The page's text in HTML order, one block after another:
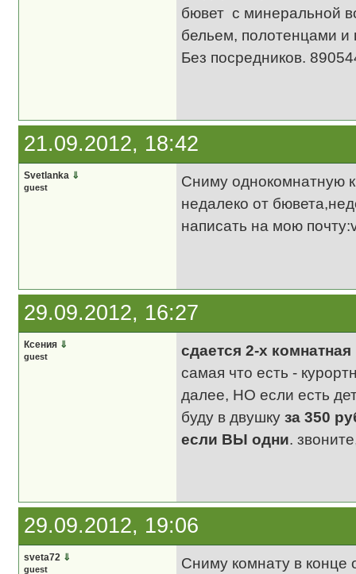
бювет с минеральной
бельем, полотенцами и
Без посредников.
21.09.2012, 18:42
Svetlanka ⇓
guest
Сниму однокомнатную
недалеко от
написать на мою
29.09.2012, 16:27
Ксения ⇓
guest
сдается 2-х
самая что есть -
далее, НО если есть
буду в двушку за 350
если ВЫ одни.
29.09.2012, 19:06
sveta72 ⇓
guest Сниму комнату в конце